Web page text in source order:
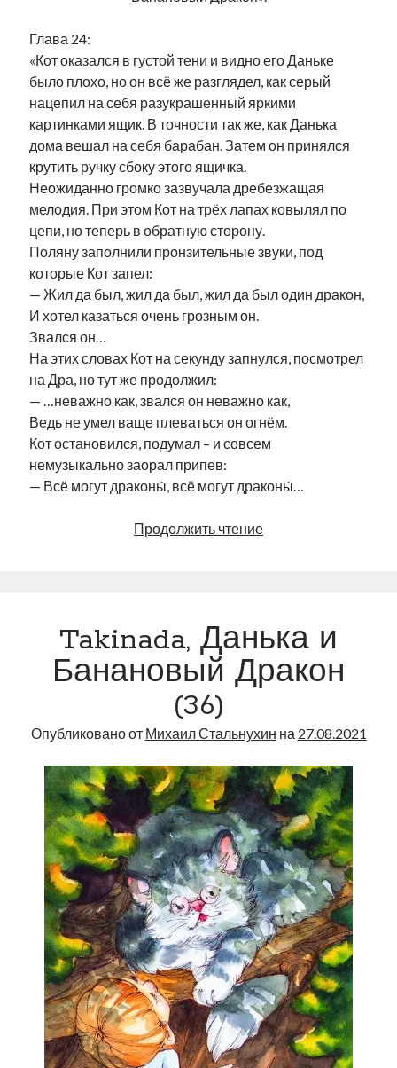
русскоязычное образование
т.х. ильвес
танк фотоотчет экономика экономика эстонии
эстония эстонский язык
Михаил Стальнухин:
mstalnuhhin@gmail.com
Отзывы и предложения по блогу:
anton.stalnuhhin@gmail.com
Глава 24:
«Кот оказался в густой тени и видно его Даньке
было плохо, но он всё же разглядел, как серый
нацепил на себя разукрашенный яркими
картинками ящик. В точности так же, как Данька
дома вешал на себя барабан. Затем он принялся
крутить ручку сбоку этого ящичка.
Неожиданно громко зазвучала дребезжащая
мелодия. При этом Кот на трёх лапах ковылял по
цепи, но теперь в обратную сторону.
Поляну заполнили пронзительные звуки, под
которые Кот запел:
— Жил да был, жил да был, жил да был один дракон,
И хотел казаться очень грозным он.
Звался он…
На этих словах Кот на секунду запнулся, посмотрел
на Дра, но тут же продолжил:
— …неважно как, звался он неважно как,
Ведь не умел ваще плеваться он огнём.
Кот остановился, подумал – и совсем
немузыкально заорал припев:
— Всё могут драконы́, всё могут драконы́…
Продолжить чтениеTakinada,
(37)
Takinada, Данька и
Банановый Дракон
(36)
Опубликовано от Михаил Стальнухин на 27.08.2021